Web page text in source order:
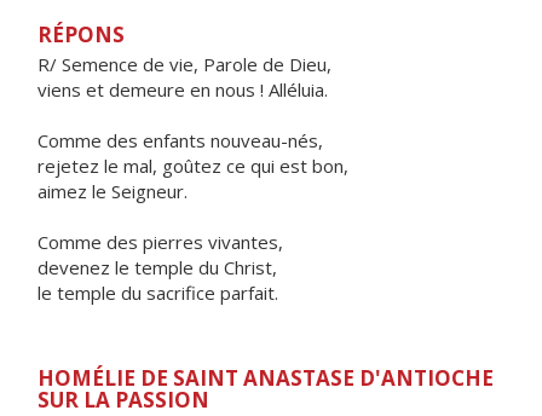
RÉPONS
R/ Semence de vie, Parole de Dieu,
viens et demeure en nous ! Alléluia.
Comme des enfants nouveau-nés,
rejetez le mal, goûtez ce qui est bon,
aimez le Seigneur.
Comme des pierres vivantes,
devenez le temple du Christ,
le temple du sacrifice parfait.
HOMÉLIE DE SAINT ANASTASE D'ANTIOCHE
SUR LA PASSION